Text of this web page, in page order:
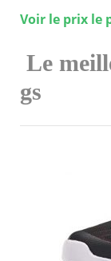
Voir le prix le
Le
gs